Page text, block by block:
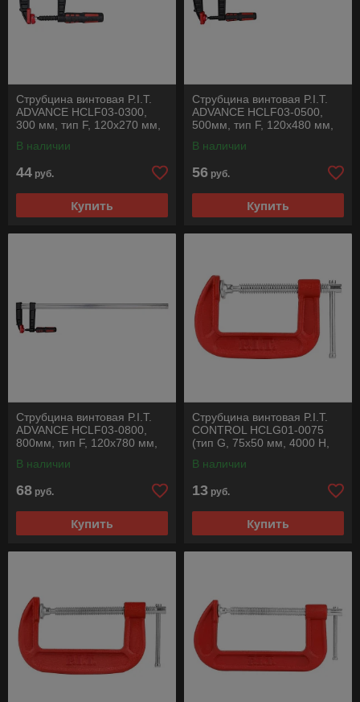
Струбцина винтовая P.I.T.
ADVANCE HCLF03-0300,
300 мм, тип F, 120х270 мм,
В наличии
44 руб.
Купить
Струбцина винтовая P.I.T.
ADVANCE HCLF03-0500,
500мм, тип F, 120х480 мм,
В наличии
56 руб.
Купить
Струбцина винтовая P.I.T.
ADVANCE HCLF03-0800,
800мм, тип F, 120х780 мм,
В наличии
68 руб.
Купить
Струбцина винтовая P.I.T.
CONTROL HCLG01-0075
(тип G, 75х50 мм, 4000 Н,
В наличии
13 руб.
Купить